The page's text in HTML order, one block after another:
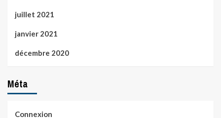
juillet 2021
janvier 2021
décembre 2020
Méta
Connexion